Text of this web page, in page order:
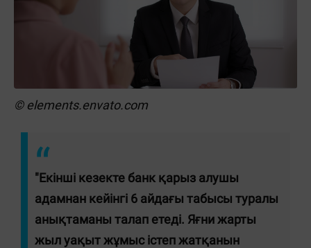
© elements.envato.com
"Екінші кезекте банк қарыз алушы
адамнан кейінгі 6 айдағы табысы туралы
анықтаманы талап етеді. Яғни жарты
жыл уақыт жұмыс істеп жатқанын